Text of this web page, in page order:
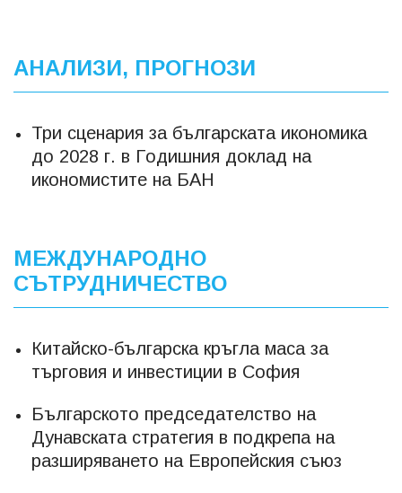
АНАЛИЗИ, ПРОГНОЗИ
Три сценария за българската икономика
до 2028 г. в Годишния доклад на
икономистите на БАН
МЕЖДУНАРОДНО
СЪТРУДНИЧЕСТВО
Китайско-българска кръгла маса за
търговия и инвестиции в София
Българското председателство на
Дунавската стратегия в подкрепа на
разширяването на Европейския съюз